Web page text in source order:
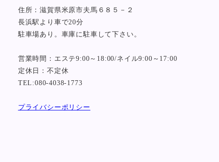
住所：滋賀県米原市夫馬６８５－２
長浜駅より車で20分
駐車場あり。車庫に駐車して下さい。
営業時間：エステ9:00～18:00/ネイル9:00～17:00
定休日：不定休
TEL:080-4038-1773
プライバシーポリシー